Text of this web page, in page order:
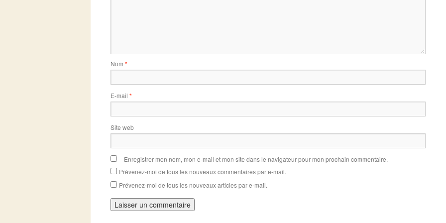
Nom *
E-mail *
Site web
Enregistrer mon nom, mon e-mail et mon site dans le navigateur pour mon prochain commentaire.
Prévenez-moi de tous les nouveaux commentaires par e-mail.
Prévenez-moi de tous les nouveaux articles par e-mail.